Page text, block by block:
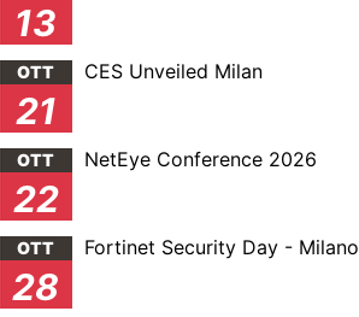
13
OTT
21
CES Unveiled Milan
OTT
22
NetEye Conference 2026
OTT
28
Fortinet Security Day - Milano